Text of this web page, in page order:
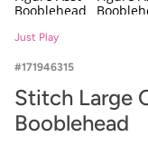
Just Play
171946315
Stitch Large
Booblehead